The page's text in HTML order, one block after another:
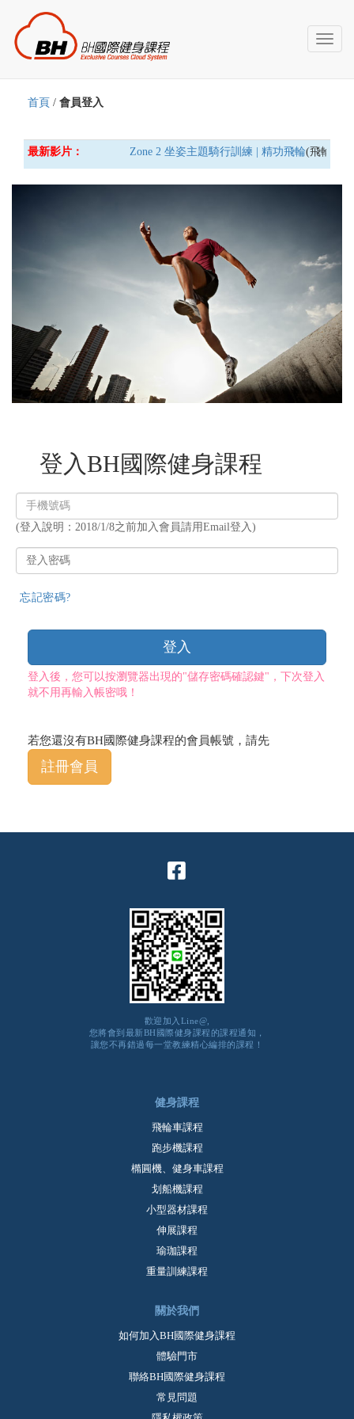
Toggle
首頁 / 會員登入
最新影片： Zone 2 坐姿主題騎行訓練 | 精功飛輪(飛輪車
登入BH國際健身課程
入
帳
號
(登入說明：2018/1/8之前加入會員請用Email登入)
入
碼
忘記密碼?
登入
登入後，您可以按瀏覽器出現的"儲存密碼確認鍵"，下次登入
就不用再輸入帳密哦！
若您還沒有BH國際健身課程的會員帳號，請先
註冊會員
歡迎加入Line@,
您將會到最新BH國際健身課程的課程通知，
讓您不再錯過每一堂教練精心編排的課程！
健身課程
飛輪車課程
跑步機課程
橢圓機、健身車課程
划船機課程
小型器材課程
伸展課程
瑜珈課程
重量訓練課程
關於我們
如何加入BH國際健身課程
體驗門市
聯絡BH國際健身課程
常見問題